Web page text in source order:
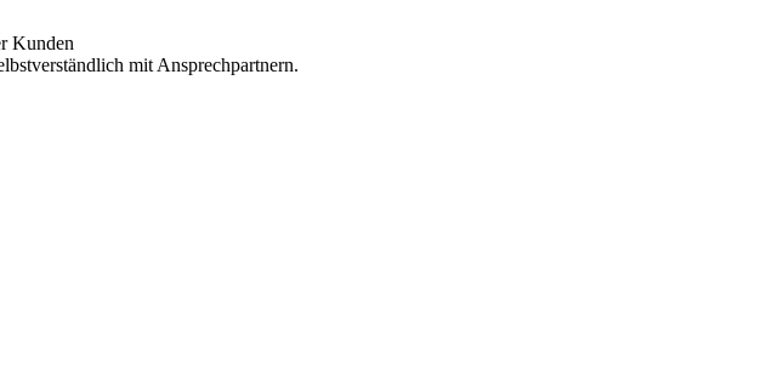
Kunden
mit Ansprechpartnern.